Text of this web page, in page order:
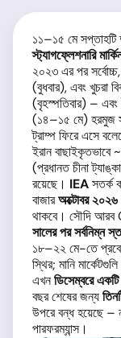
১১–১৫ মে সপ্তাহটি
স্ট্যাগফ্লেশনারি
২০২৩ এর পর
(বুধবার), এবং খুচরা
(বৃহস্পতিবার) – এবং
(১৪–১৫ মে) হরমুজ
ট্রাম্প ফিরে এসে
ইরান বাছাইকৃতভাবে
(প্রধানত চীনা
রয়েছে। IEAসতর্ক
বাজারঅক্টোবর ২০২৬
থাকবে। সৌদি আরব
সালের পর সর্বনিম্ন
১৮–২২ মে-তে
স্থির; মানি
এখনডিসেম্বরে
বছর শেষের জন্য
উপরে বন্ধ হয়েছে –
পারফরম্যান্স।